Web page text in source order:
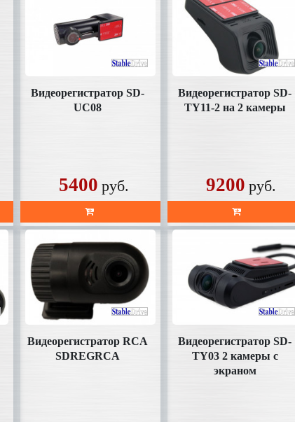
Видеорегистратор SD-
UC08
5400 руб.
Видеорегистратор SD-
TY11-2 на 2 камеры
9200 руб.
Видеорегистратор RCA
SDREGRCA
Видеорегистратор SD-
TY03 2 камеры с
экраном